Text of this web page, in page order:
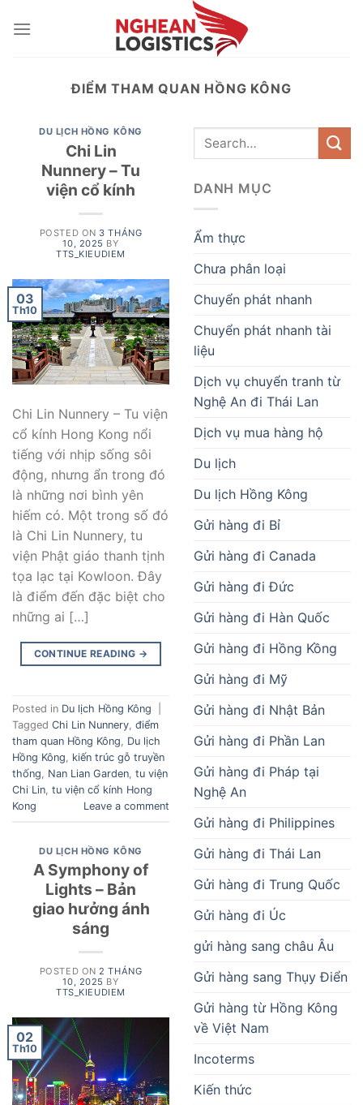
ĐIỂM THAM QUAN HỒNG KÔNG
DU LỊCH HỒNG KÔNG
Chi Lin
Nunnery – Tu
viện cổ kính
POSTED ON 3 THÁNG
10, 2025 BY
TTS_KIEUDIEM
03
Th10
Chi Lin Nunnery – Tu viện
cổ kính Hong Kong nổi
tiếng với nhịp sống sôi
động, nhưng ẩn trong đó
là những nơi bình yên
hiếm có. Một trong số đó
là Chi Lin Nunnery, tu
viện Phật giáo thanh tịnh
tọa lạc tại Kowloon. Đây
là điểm đến đặc biệt cho
những ai […]
CONTINUE READING →
Posted in Du lịch Hồng Kông
Tagged Chi Lin Nunnery, điểm
tham quan Hồng Kông, Du lịch
Hồng Kông, kiến trúc gỗ truyền
thống, Nan Lian Garden, tu viện
Chi Lin, tu viện cổ kính Hong
Kong
Leave a comment
DU LỊCH HỒNG KÔNG
A Symphony of
Lights – Bản
giao hưởng ánh
sáng
POSTED ON2 THÁNG
10, 2025 BY
TTS_KIEUDIEM
02
Th10
DANH MỤC
Ẩm thực
Chưa phân loại
Chuyển phát nhanh
Chuyển phát nhanh tài
liệu
Dịch vụ chuyển tranh từ
Nghệ An đi Thái Lan
Dịch vụ mua hàng hộ
Du lịch
Du lịch Hồng Kông
Gửi hàng đi Bỉ
Gửi hàng đi Canada
Gửi hàng đi Đức
Gửi hàng đi Hàn Quốc
Gửi hàng đi Hồng Kồng
Gửi hàng đi Mỹ
Gửi hàng đi Nhật Bản
Gửi hàng đi Phần Lan
Gửi hàng đi Pháp tại
Nghệ An
Gửi hàng đi Philippines
Gửi hàng đi Thái Lan
Gửi hàng đi Trung Quốc
Gửi hàng đi Úc
gửi hàng sang châu Âu
Gửi hàng sang Thụy Điển
Gửi hàng từ Hồng Kông
về Việt Nam
Incoterms
Kiến thức